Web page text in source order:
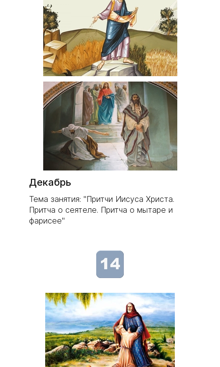
Декабрь
Тема занятия: "Притчи Иисуса Христа.
Притча о сеятеле. Притча о мытаре и
фарисее"